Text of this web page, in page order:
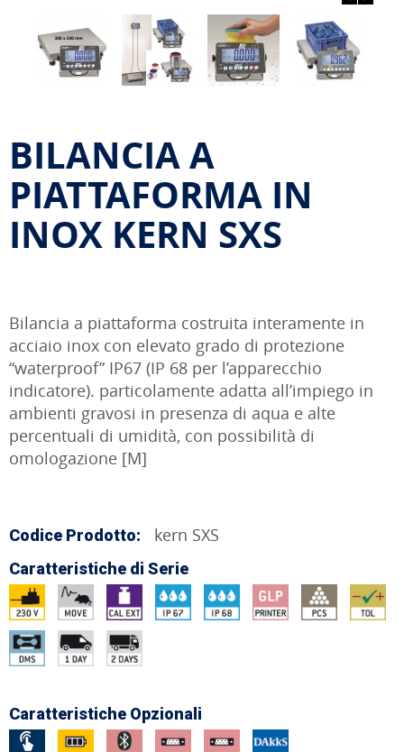
BILANCIA A
PIATTAFORMA IN
INOX KERN SXS
Bilancia a piattaforma costruita interamente in
acciaio inox con elevato grado di protezione
“waterproof” IP67 (IP 68 per l’apparecchio
indicatore). particolamente adatta all’impiego in
ambienti gravosi in presenza di aqua e alte
percentuali di umidità, con possibilità di
omologazione [M]
Codice Prodotto: kern SXS
Caratteristiche di Serie
Caratteristiche Opzionali